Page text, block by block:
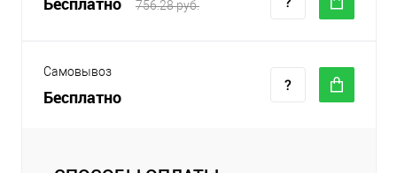
756.28 руб.
Самовывоз
Бесплатно